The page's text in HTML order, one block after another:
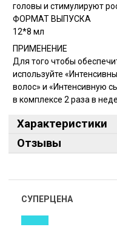
головы и стимулируют
ФОРМАТ ВЫПУСКА
12*8 мл
ПРИМЕНЕНИЕ
Для того чтобы
используйте
волос» и «Интенсивную
в комплексе 2 раза в
Характеристики
Отзывы
СУПЕРЦЕНА